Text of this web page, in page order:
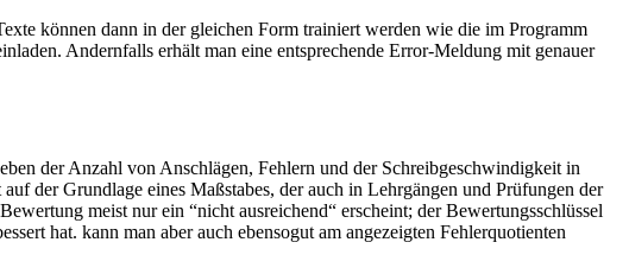
können dann in der gleichen Form trainiert werden wie die im Programm
Andernfalls erhält man eine entsprechende Error-Meldung mit genauer
der Anzahl von Anschlägen, Fehlern und der Schreibgeschwindigkeit in
der Grundlage eines Maßstabes, der auch in Lehrgängen und Prüfungen der
meist nur ein “nicht ausreichend“ erscheint; der Bewertungsschlüssel
hat. kann man aber auch ebensogut am angezeigten Fehlerquotienten